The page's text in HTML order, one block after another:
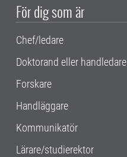
För dig som är
Chef/ledare
Doktorand eller handledare
Forskare
Handläggare
Kommunikatör
Lärare/studierektor